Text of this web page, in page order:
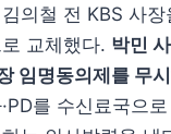
의철 전 KBS 사
교체했다. 박민
임명동의제를 무
를 수신료국으